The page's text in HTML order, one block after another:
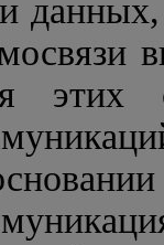
этих